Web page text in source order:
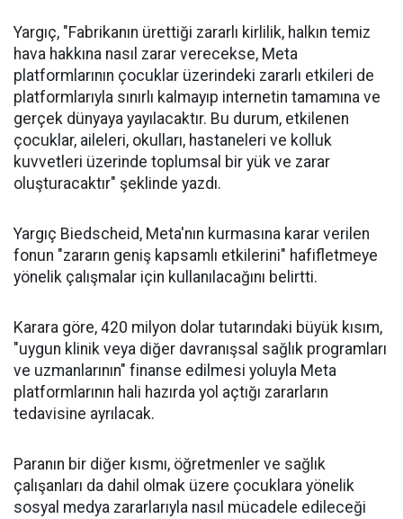
Yargıç, "Fabrikanın ürettiği zararlı kirlilik, halkın temiz
hava hakkına nasıl zarar verecekse, Meta
platformlarının çocuklar üzerindeki zararlı etkileri de
platformlarıyla sınırlı kalmayıp internetin tamamına ve
gerçek dünyaya yayılacaktır. Bu durum, etkilenen
çocuklar, aileleri, okulları, hastaneleri ve kolluk
kuvvetleri üzerinde toplumsal bir yük ve zarar
oluşturacaktır" şeklinde yazdı.
Yargıç Biedscheid, Meta'nın kurmasına karar verilen
fonun "zararın geniş kapsamlı etkilerini" hafifletmeye
yönelik çalışmalar için kullanılacağını belirtti.
Karara göre, 420 milyon dolar tutarındaki büyük kısım,
"uygun klinik veya diğer davranışsal sağlık programları
ve uzmanlarının" finanse edilmesi yoluyla Meta
platformlarının hali hazırda yol açtığı zararların
tedavisine ayrılacak.
Paranın bir diğer kısmı, öğretmenler ve sağlık
çalışanları da dahil olmak üzere çocuklara yönelik
sosyal medya zararlarıyla nasıl mücadele edileceği